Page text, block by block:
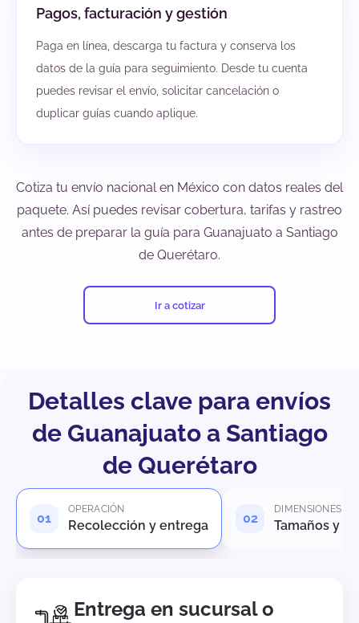
Pagos, facturación y gestión
Paga en línea, descarga tu factura y conserva los
datos de la guía para seguimiento. Desde tu cuenta
puedes revisar el envío, solicitar cancelación o
duplicar guías cuando aplique.
Cotiza tu envío nacional en México con datos reales del
paquete. Así puedes revisar cobertura, tarifas y rastreo
antes de preparar la guía para Guanajuato a Santiago
de Querétaro.
Ir a cotizar
Detalles clave para envíos
de Guanajuato a Santiago
de Querétaro
OPERACIÓN
Recolección y entrega
DIMENSIONES
Tamaños y
Entrega en sucursal o